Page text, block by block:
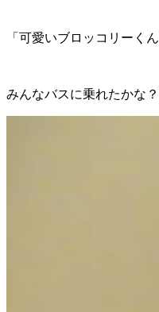
「可愛いブロッコリーく
みんなバスに乗れたかな？